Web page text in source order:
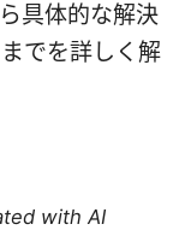
具体的な解決
でを詳しく解
with AI